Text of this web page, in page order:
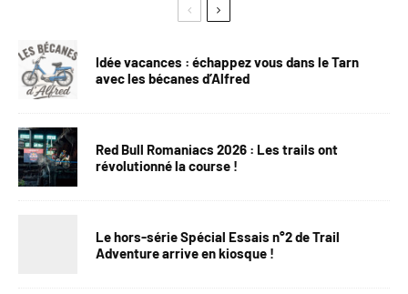
Idée vacances : échappez vous dans le Tarn
avec les bécanes d’Alfred
Red Bull Romaniacs 2026 : Les trails ont
révolutionné la course !
Le hors-série Spécial Essais n°2 de Trail
Adventure arrive en kiosque !